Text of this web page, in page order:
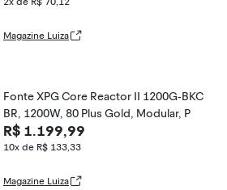
Magazine Luiza
Fonte XPG Core Reactor II 1200G-BKC
BR, 1200W, 80 Plus Gold, Modular, P
R$ 1.199,99
10x de R$ 133,33
Magazine Luiza